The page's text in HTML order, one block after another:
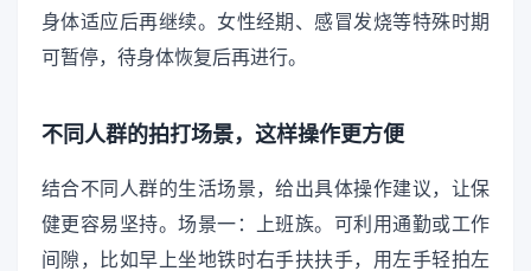
身体适应后再继续。女性经期、感冒发烧等特殊时期
可暂停，待身体恢复后再进行。
不同人群的拍打场景，这样操作更方便
结合不同人群的生活场景，给出具体操作建议，让保
健更容易坚持。场景一：上班族。可利用通勤或工作
间隙，比如早上坐地铁时右手扶扶手，用左手轻拍左